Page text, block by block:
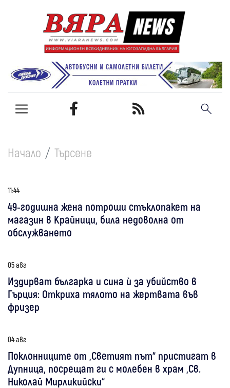
Начало Търсене
11:44
49-годишна жена потроши стъклопакет на
магазин в Крайници, била недоволна от
обслужването
05 авг
Издирват българка и сина ѝ за убийство в
Гърция: Откриха тялото на жертвата във
фризер
04 авг
Поклонниците от „Светият път“ пристигат в
Дупница, посрещат ги с молебен в храм „Св.
Николай Мирликийски“